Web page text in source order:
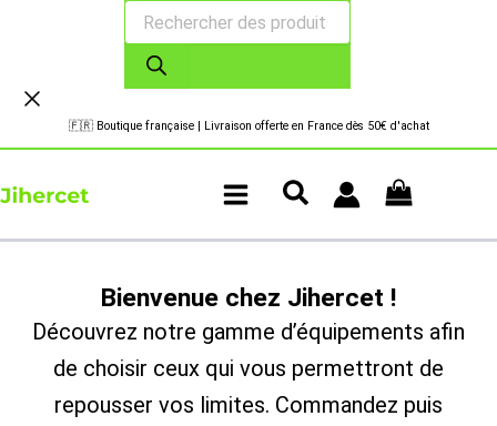
Recherche
produits
🇫🇷 Boutique française | Livraison offerte en France dès 50€ d'achat
Bienvenue chez Jihercet !
Découvrez notre gamme d’équipements afin
de choisir ceux qui vous permettront de
repousser vos limites. Commandez puis